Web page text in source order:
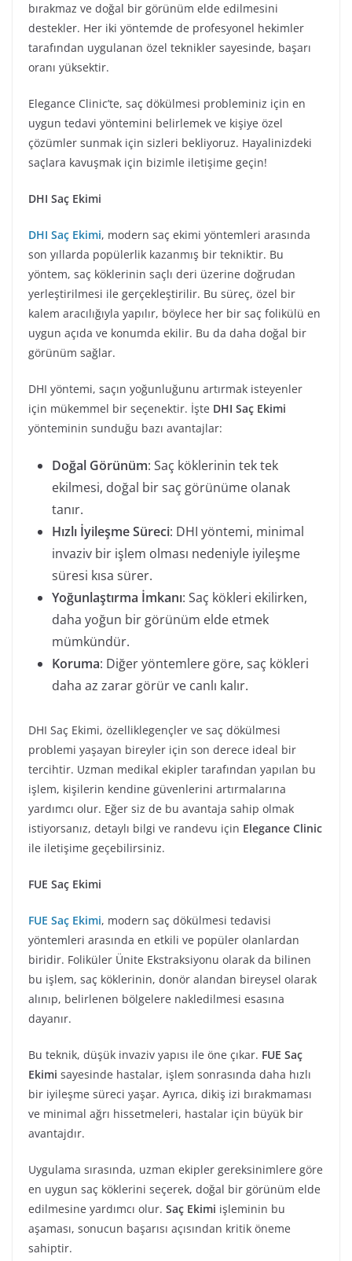
bırakmaz ve doğal bir görünüm elde edilmesini
destekler. Her iki yöntemde de profesyonel hekimler
tarafından uygulanan özel teknikler sayesinde, başarı
oranı yüksektir.
Elegance Clinic’te, saç dökülmesi probleminiz için en
uygun tedavi yöntemini belirlemek ve kişiye özel
çözümler sunmak için sizleri bekliyoruz. Hayalinizdeki
saçlara kavuşmak için bizimle iletişime geçin!
DHI Saç Ekimi
DHI Saç Ekimi, modern saç ekimi yöntemleri arasında
son yıllarda popülerlik kazanmış bir tekniktir. Bu
yöntem, saç köklerinin saçlı deri üzerine doğrudan
yerleştirilmesi ile gerçekleştirilir. Bu süreç, özel bir
kalem aracılığıyla yapılır, böylece her bir saç folikülü en
uygun açıda ve konumda ekilir. Bu da daha doğal bir
görünüm sağlar.
DHI yöntemi, saçın yoğunluğunu artırmak isteyenler
için mükemmel bir seçenektir. İşte DHI Saç Ekimi
yönteminin sunduğu bazı avantajlar:
Doğal Görünüm: Saç köklerinin tek tek
ekilmesi, doğal bir saç görünüme olanak
tanır.
Hızlı İyileşme Süreci: DHI yöntemi, minimal
invaziv bir işlem olması nedeniyle iyileşme
süresi kısa sürer.
Yoğunlaştırma İmkanı: Saç kökleri ekilirken,
daha yoğun bir görünüm elde etmek
mümkündür.
Koruma: Diğer yöntemlere göre, saç kökleri
daha az zarar görür ve canlı kalır.
DHI Saç Ekimi, özelliklegençler ve saç dökülmesi
problemi yaşayan bireyler için son derece ideal bir
tercihtir. Uzman medikal ekipler tarafından yapılan bu
işlem, kişilerin kendine güvenlerini artırmalarına
yardımcı olur. Eğer siz de bu avantaja sahip olmak
istiyorsanız, detaylı bilgi ve randevu için Elegance Clinic
ile iletişime geçebilirsiniz.
FUE Saç Ekimi
FUE Saç Ekimi, modern saç dökülmesi tedavisi
yöntemleri arasında en etkili ve popüler olanlardan
biridir. Foliküler Ünite Ekstraksiyonu olarak da bilinen
bu işlem, saç köklerinin, donör alandan bireysel olarak
alınıp, belirlenen bölgelere nakledilmesi esasına
dayanır.
Bu teknik, düşük invaziv yapısı ile öne çıkar. FUE Saç
Ekimi sayesinde hastalar, işlem sonrasında daha hızlı
bir iyileşme süreci yaşar. Ayrıca, dikiş izi bırakmaması
ve minimal ağrı hissetmeleri, hastalar için büyük bir
avantajdır.
Uygulama sırasında, uzman ekipler gereksinimlere göre
en uygun saç köklerini seçerek, doğal bir görünüm elde
edilmesine yardımcı olur. Saç Ekimi işleminin bu
aşaması, sonucun başarısı açısından kritik öneme
sahiptir.